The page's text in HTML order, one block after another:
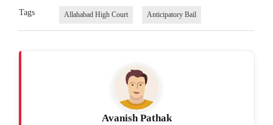
Tags Allahabad High Court Anticipatory Bail
Avanish Pathak